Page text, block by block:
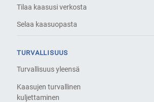
Tilaa kaasusi verkosta
Selaa kaasuopasta
TURVALLISUUS
Turvallisuus yleensä
Kaasujen turvallinen
kuljettaminen